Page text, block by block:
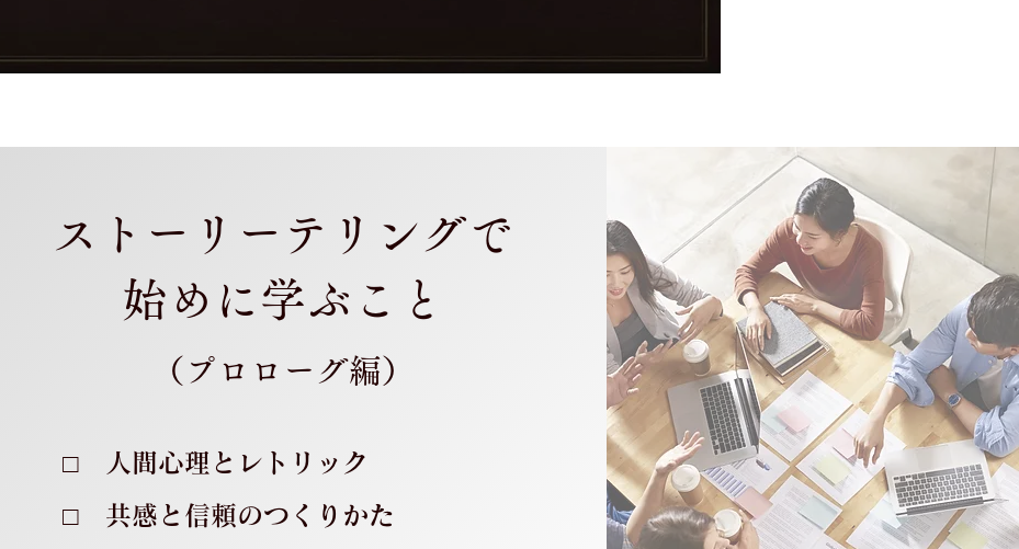
ストーリーテリングで
始めに学ぶこと
（プロローグ編）
□ 人間心理とレトリック
□ 共感と信頼のつくりかた